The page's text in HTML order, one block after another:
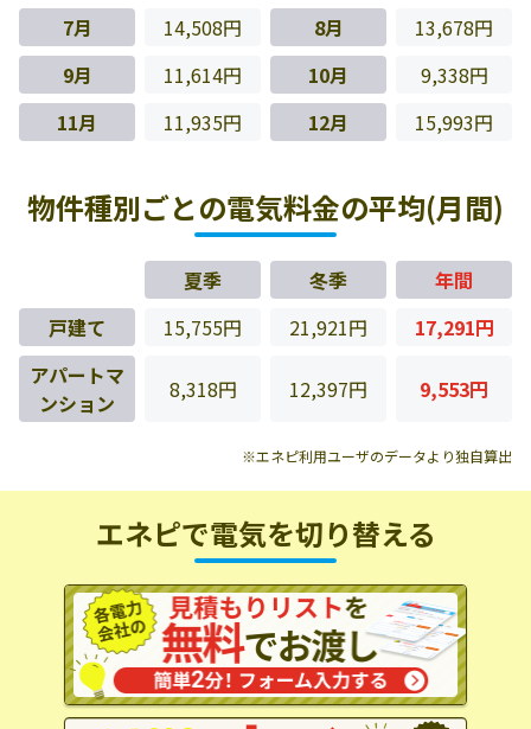
7月 14,508円 8月
13,678円
9月
11,614円 10月
9,338円
11月
11,935円 12月 15,993円
物件種別ごとの電気料金の平均(月間)
夏季 冬季
年間
戸建て
15,755円 21,921円
17,291円
アパートマ
ンション
8,318円 12,397円 9,553円
※エネピ利用ユーザのデータより独自算出
エネピで電気を切り替える